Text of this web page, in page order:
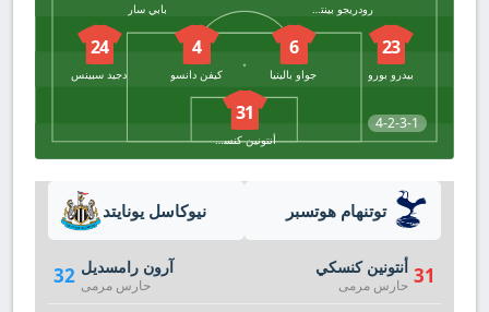
4-2-3-1
رودريجو بينتانكور بابي سار
23
بيدرو بورو
6
جواو بالينيا
4
كيفن دانسو
24
دجيد سبينس
31
أنتونين كنسكي
نيوكاسل يونايتد
32 آرون رامسديل
حارس مرمى
توتنهام هوتسبر
31 أنتونين كنسكي
حارس مرمى